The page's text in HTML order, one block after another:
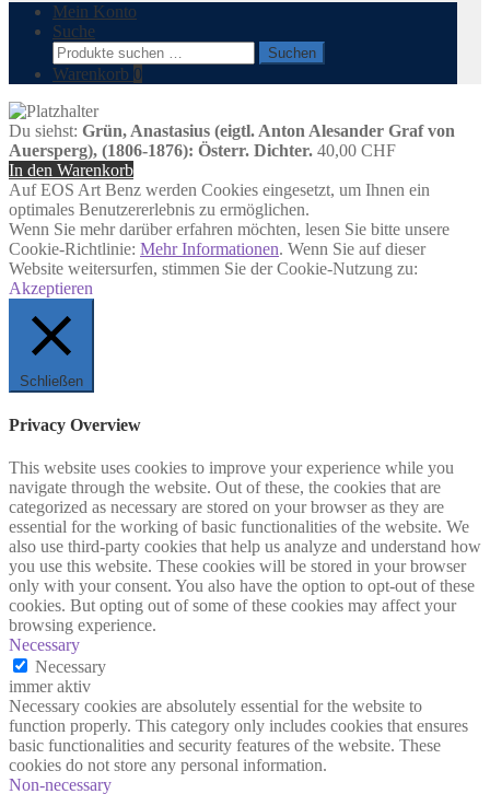
Mein Konto
Suche
Suchen
nach:
Suchen
Warenkorb 0
Du siehst: Grün, Anastasius (eigtl. Anton Alesander Graf von
Auersperg), (1806-1876): Österr. Dichter. 40,00 CHF
In den Warenkorb
Auf EOS Art Benz werden Cookies eingesetzt, um Ihnen ein
optimales Benutzererlebnis zu ermöglichen.
Wenn Sie mehr darüber erfahren möchten, lesen Sie bitte unsere
Cookie-Richtlinie: Mehr Informationen. Wenn Sie auf dieser
Website weitersurfen, stimmen Sie der Cookie-Nutzung zu:
Akzeptieren
Schließen
Privacy Overview
This website uses cookies to improve your experience while you
navigate through the website. Out of these, the cookies that are
categorized as necessary are stored on your browser as they are
essential for the working of basic functionalities of the website. We
also use third-party cookies that help us analyze and understand how
you use this website. These cookies will be stored in your browser
only with your consent. You also have the option to opt-out of these
cookies. But opting out of some of these cookies may affect your
browsing experience.
Necessary
Necessary
immer aktiv
Necessary cookies are absolutely essential for the website to
function properly. This category only includes cookies that ensures
basic functionalities and security features of the website. These
cookies do not store any personal information.
Non-necessary